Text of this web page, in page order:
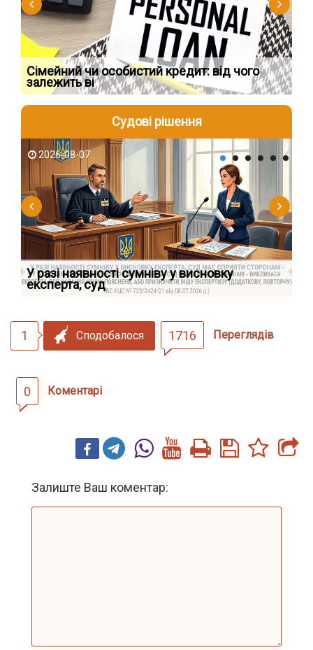
Сімейний чи особистий кредит: від чого
залежить ві
Судові рішення
2026-08-07
У разі наявності сумніву у висновку
експерта, суд
1 Сподобалося 1716 Переглядів
0 Коментарі
Залиште Ваш коментар: